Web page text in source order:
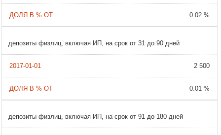
0.02 %
депозиты физлиц, включая ИП, на срок от 31 до 90 дней
2 500
0.01 %
депозиты физлиц, включая ИП, на срок от 91 до 180 дней